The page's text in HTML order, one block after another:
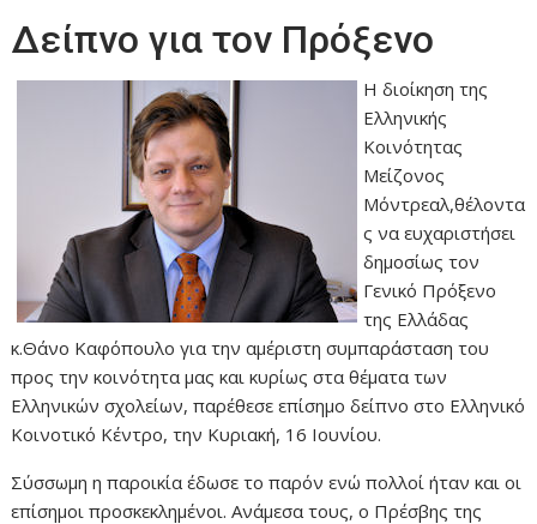
Δείπνο για τον Πρόξενο
Η διοίκηση της
Ελληνικής
Κοινότητας
Μείζονος
Μόντρεαλ,θέλοντα
ς να ευχαριστήσει
δημοσίως τον
Γενικό Πρόξενο
της Ελλάδας
κ.Θάνο Καφόπουλο για την αμέριστη συμπαράσταση του
προς την κοινότητα μας και κυρίως στα θέματα των
Ελληνικών σχολείων, παρέθεσε επίσημο δείπνο στο Ελληνικό
Κοινοτικό Κέντρο, την Κυριακή, 16 Ιουνίου.
Σύσσωμη η παροικία έδωσε το παρόν ενώ πολλοί ήταν και οι
επίσημοι προσκεκλημένοι. Ανάμεσα τους, ο Πρέσβης της